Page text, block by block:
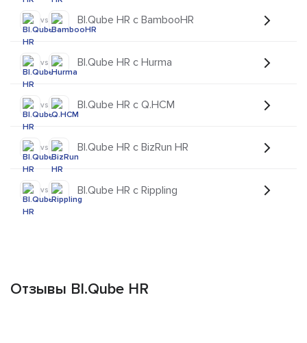
vs BI.Qube HR с BambooHR
vs BI.Qube HR с Hurma
vs BI.Qube HR с Q.HCM
vs BI.Qube HR с BizRun HR
vs BI.Qube HR с Rippling
Отзывы BI.Qube HR